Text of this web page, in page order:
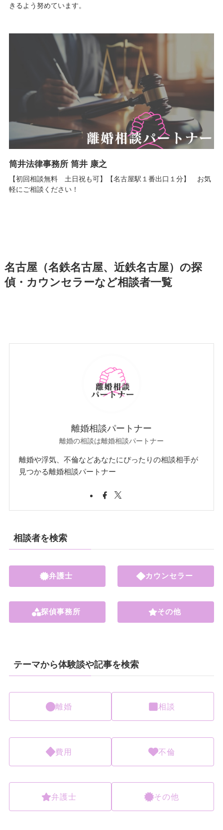
きるよう努めています。
筒井法律事務所 筒井 康之
【初回相談無料 土日祝も可】【名古屋駅１番出口１分】 お気
軽にご相談ください！
名古屋（名鉄名古屋、近鉄名古屋）の探
偵・カウンセラーなど相談者一覧
離婚相談パートナー
離婚の相談は離婚相談パートナー
離婚や浮気、不倫などあなたにぴったりの相談相手が
見つかる離婚相談パートナー
相談者を検索
弁護士
探偵事務所
カウンセラー
その他
テーマから体験談や記事を検索
離婚 相談
費用 不倫
弁護士 その他